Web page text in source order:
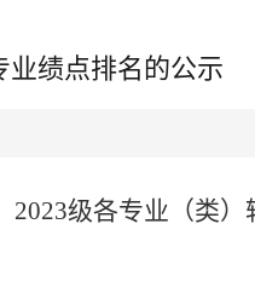
业绩点排名的公示
级各专业（类）